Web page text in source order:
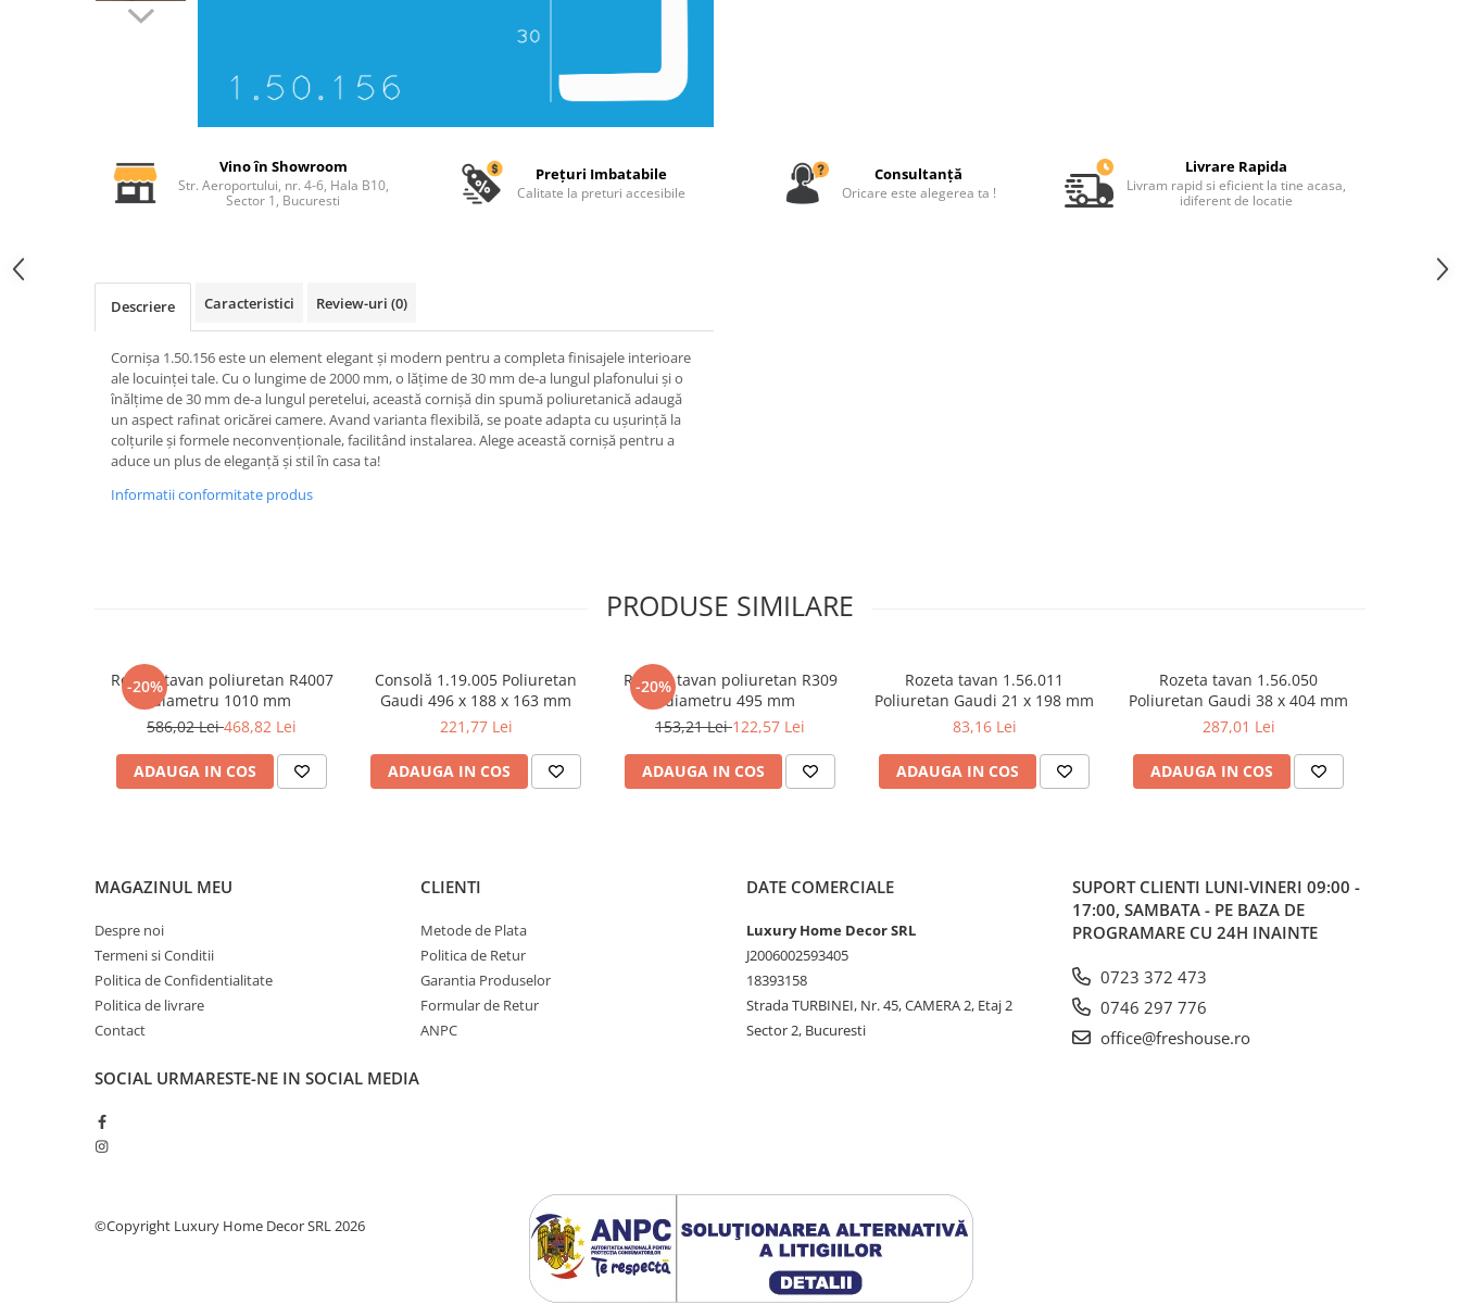
Brâuri decorative de interior din
Coloane de interior
Capiteluri coloane
Inele coloane
Inele coloane
Piedestaluri coloane
Trunchiuri coloane
Semicoloane de interior
Rozete de interior
Panouri decorative
Console de interior
Ornamente de colț
Accesorii profile decorative
Vino în Showroom
Str. Aeroportului, nr. 4-6, Hala B10,
Sector 1, Bucuresti
Prețuri Imbatabile
Calitate la preturi accesibile
Consultanță
Oricare este alegerea ta !
Livrare Rapida
Livram rapid si eficient la tine acasa,
idiferent de locatie
Descriere Caracteristici Review-uri (0)
Cornișa 1.50.156 este un element elegant și modern pentru a completa finisajele interioare
ale locuinței tale. Cu o lungime de 2000 mm, o lățime de 30 mm de-a lungul plafonului și o
înălțime de 30 mm de-a lungul peretelui, această cornișă din spumă poliuretanică adaugă
un aspect rafinat oricărei camere. Avand varianta flexibilă, se poate adapta cu ușurință la
colțurile și formele neconvenționale, facilitând instalarea. Alege această cornișă pentru a
aduce un plus de eleganță și stil în casa ta!
Informatii conformitate produs
PRODUSE SIMILARE
-20%
Rozeta tavan poliuretan R4007
diametru 1010 mm
586,02 Lei468,82 Lei
ADAUGA IN COS
Consolă 1.19.005 Poliuretan
Gaudi 496 x 188 x 163 mm
221,77 Lei
ADAUGA IN COS
-20%
Rozeta tavan poliuretan R309
diametru 495 mm
153,21 Lei122,57 Lei
ADAUGA IN COS
Rozeta tavan 1.56.011
Poliuretan Gaudi 21 x 198 mm
83,16 Lei
ADAUGA IN COS
Rozeta tavan 1.56.050
Poliuretan Gaudi 38 x 404 mm
287,01 Lei
ADAUGA IN COS
MAGAZINUL MEU
Despre noi
Termeni si Conditii
Politica de Confidentialitate
Politica de livrare
Contact
CLIENTI
Metode de Plata
Politica de Retur
Garantia Produselor
Formular de Retur
ANPC
DATE COMERCIALE
Luxury Home Decor SRL
J2006002593405
18393158
Strada TURBINEI, Nr. 45, CAMERA 2, Etaj 2
Sector 2, Bucuresti
SUPORT CLIENTI LUNI-VINERI 09:00 -
17:00, SAMBATA - PE BAZA DE
PROGRAMARE CU 24H INAINTE
0723 372 473
0746 297 776
office@freshouse.ro
SOCIAL URMARESTE-NE IN SOCIAL MEDIA
©Copyright Luxury Home Decor SRL 2026